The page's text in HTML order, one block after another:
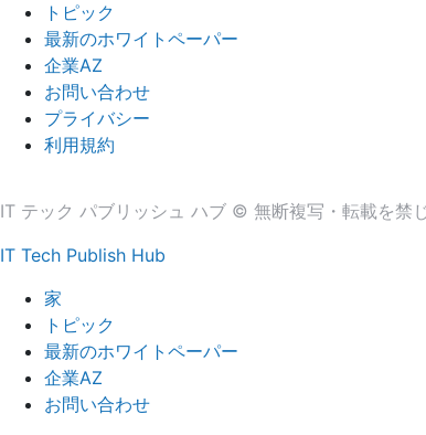
トピック
最新のホワイトペーパー
企業AZ
お問い合わせ
プライバシー
利用規約
IT テック パブリッシュ ハブ © 無断複写・転載を禁じ
IT Tech Publish Hub
家
トピック
最新のホワイトペーパー
企業AZ
お問い合わせ